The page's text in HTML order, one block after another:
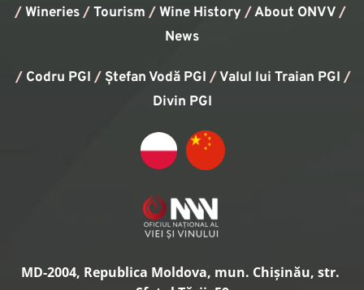
/Wineries/Tourism /Wine History / About ONVV/
News
/ Codru PGI / Ștefan Vodă PGI /Valul lui Traian PGI
Divin PGI
MD-2004, Republica Moldova, mun. Chișinău, str.